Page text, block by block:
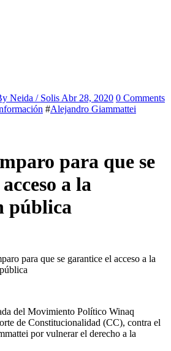
Neida / Solis Abr 28, 2020 0 Comments
#Alejandro Giammattei
para que se
a la
pública
para que se garantice el acceso a la
del Movimiento Político Winaq
de Constitucionalidad (CC), contra el
por vulnerar el derecho a la